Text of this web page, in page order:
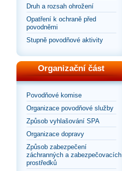
Druh a rozsah ohrožení
Opatření k ochraně před
povodněmi
Stupně povodňové aktivity
Organizační část
Povodňové komise
Organizace povodňové služby
Způsob vyhlašování SPA
Organizace dopravy
Způsob zabezpečení
záchranných a zabezpečovacích
prostředků